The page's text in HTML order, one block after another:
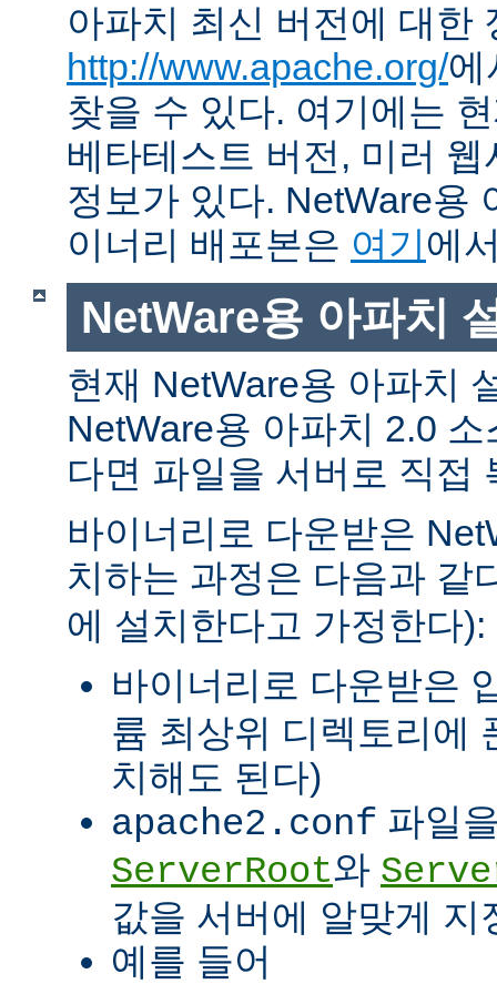
아파치 최신 버전에 대한
http://www.apache.org/에
찾을 수 있다. 여기에는
베타테스트 버전, 미러
정보가 있다. NetWare용
이너리 배포본은 여기에
NetWare용 아파치
현재 NetWare용 아파치
NetWare용 아파치 2.0
다면 파일을 서버로 직접
바이너리로 다운받은
치하는 과정은 다음과 같
에 설치한다고 가정한다):
바이너리로 다운받은
륨 최상위 디렉토리에
치해도 된다)
apache2.conf 파일
ServerRoot와
값을 서버에 알맞게 지
예를 들어